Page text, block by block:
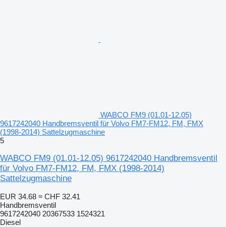
WABCO FM9 (01.01-12.05)
9617242040 Handbremsventil für Volvo FM7-FM12, FM, FMX
(1998-2014) Sattelzugmaschine
5
WABCO FM9 (01.01-12.05) 9617242040 Handbremsventil
für Volvo FM7-FM12, FM, FMX (1998-2014)
Sattelzugmaschine
EUR 34.68 ≈ CHF 32.41
Handbremsventil
9617242040 20367533 1524321
Diesel